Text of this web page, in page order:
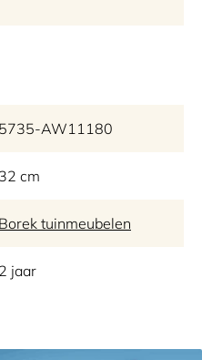
5735-AW11180
32 cm
Borek tuinmeubelen
2 jaar